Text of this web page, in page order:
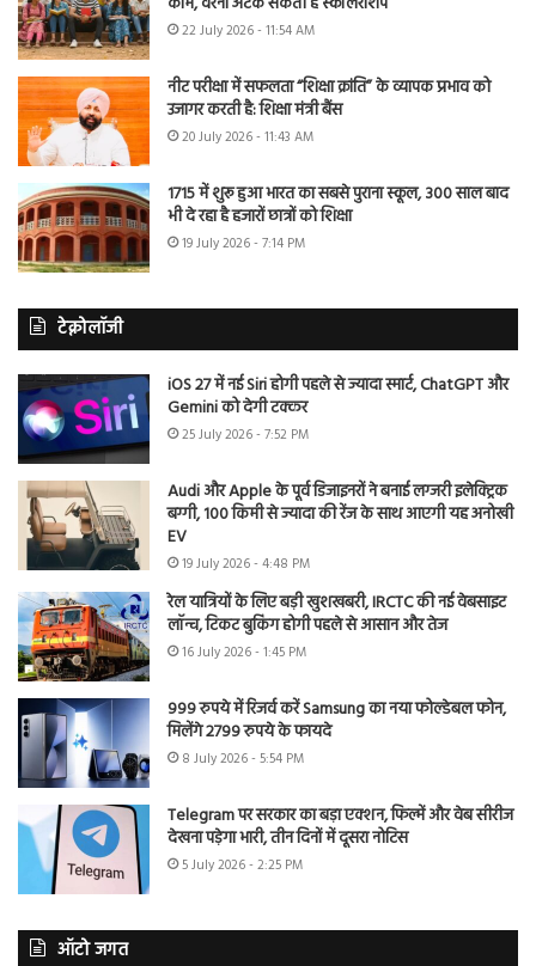
22 July 2026 - 11:54 AM
नीट परीक्षा में सफलता “शिक्षा क्रांति” के व्यापक प्रभाव को
उजागर करती है: शिक्षा मंत्री बैंस
20 July 2026 - 11:43 AM
1715 में शुरू हुआ भारत का सबसे पुराना स्कूल, 300 साल बाद
भी दे रहा है हजारों छात्रों को शिक्षा
19 July 2026 - 7:14 PM
टेक्नोलॉजी
iOS 27 में नई Siri होगी पहले से ज्यादा स्मार्ट, ChatGPT और
Gemini को देगी टक्कर
25 July 2026 - 7:52 PM
Audi और Apple के पूर्व डिजाइनरों ने बनाई लग्जरी इलेक्ट्रिक
बग्गी, 100 किमी से ज्यादा की रेंज के साथ आएगी यह अनोखी
EV
19 July 2026 - 4:48 PM
रेल यात्रियों के लिए बड़ी खुशखबरी, IRCTC की नई वेबसाइट
लॉन्च, टिकट बुकिंग होगी पहले से आसान और तेज
16 July 2026 - 1:45 PM
999 रुपये में रिजर्व करें Samsung का नया फोल्डेबल फोन,
मिलेंगे 2799 रुपये के फायदे
8 July 2026 - 5:54 PM
Telegram पर सरकार का बड़ा एक्शन, फिल्में और वेब सीरीज
देखना पड़ेगा भारी, तीन दिनों में दूसरा नोटिस
5 July 2026 - 2:25 PM
ऑटो जगत